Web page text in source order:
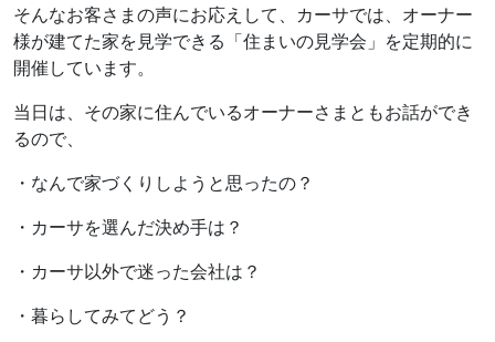
そんなお客さまの声にお応えして、カーサでは、オーナー
様が建てた家を見学できる「住まいの見学会」を定期的に
開催しています。
当日は、その家に住んでいるオーナーさまともお話ができ
るので、
・なんで家づくりしようと思ったの？
・カーサを選んだ決め手は？
・カーサ以外で迷った会社は？
・暮らしてみてどう？